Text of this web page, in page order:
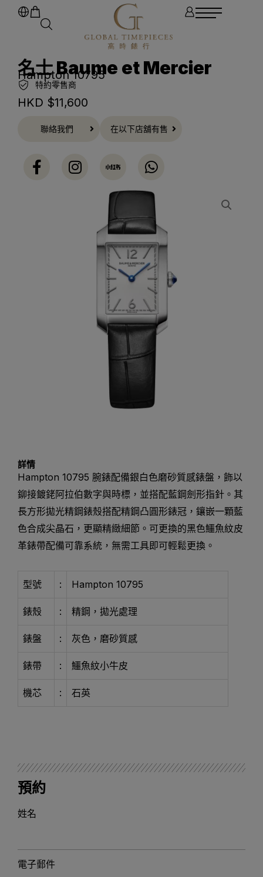
名士 Baume et Mercier
Hampton 10795
特約零售商
HKD $11,600
聯絡我們 在以下店舖有售
詳情
Hampton 10795 腕錶配備銀白色磨砂質感錶盤，飾以
鉚接鍍銠阿拉伯數字與時標，並搭配藍鋼劍形指針。其
長方形拋光精鋼錶殼搭配精鋼凸圓形錶冠，鑲嵌一顆藍
色合成尖晶石，更顯精緻細節。可更換的黑色鱷魚紋皮
革錶帶配備可靠系統，無需工具即可輕鬆更換。
型號 : Hampton 10795
錶殼 : 精鋼，拋光處理
錶盤 : 灰色，磨砂質感
錶帶 : 鱷魚紋小牛皮
機芯 : 石英
預約
姓名
電子郵件